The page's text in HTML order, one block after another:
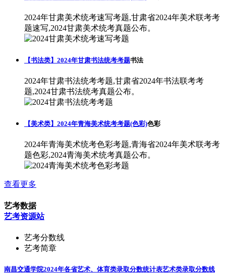
2024年甘肃美术统考速写考题,甘肃省2024年美术联考考
题速写,2024甘肃美术统考真题公布。
【书法类】2024年甘肃书法统考考题书法
2024年甘肃书法统考考题,甘肃省2024年书法联考考
题,2024甘肃书法统考真题公布。
【美术类】2024年青海美术统考考题(色彩)色彩
2024年青海美术统考色彩考题,青海省2024年美术联考考
题色彩,2024青海美术统考真题公布。
查看更多
艺考数据
艺考资源站
艺考分数线
艺考简章
南昌交通学院2024年各省艺术、体育类录取分数统计表艺术类录取分数线